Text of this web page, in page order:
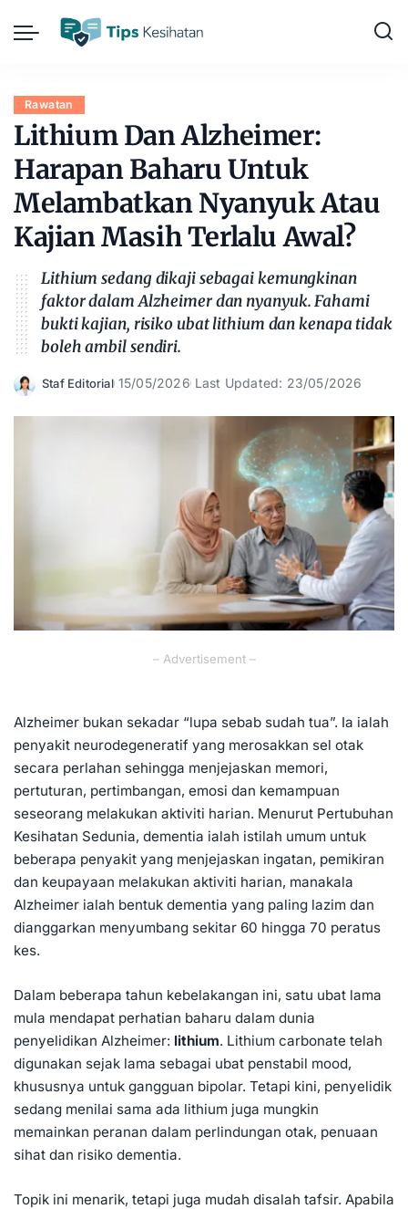
Rawatan
Lithium Dan Alzheimer:
Harapan Baharu Untuk
Melambatkan Nyanyuk Atau
Kajian Masih Terlalu Awal?
Lithium sedang dikaji sebagai kemungkinan
faktor dalam Alzheimer dan nyanyuk. Fahami
bukti kajian, risiko ubat lithium dan kenapa tidak
boleh ambil sendiri.
Posted
Staf Editorial 15/05/2026 Last Updated: 23/05/2026
– Advertisement –
Alzheimer bukan sekadar “lupa sebab sudah tua”. Ia ialah
penyakit neurodegeneratif yang merosakkan sel otak
secara perlahan sehingga menjejaskan memori,
pertuturan, pertimbangan, emosi dan kemampuan
seseorang melakukan aktiviti harian. Menurut Pertubuhan
Kesihatan Sedunia, dementia ialah istilah umum untuk
beberapa penyakit yang menjejaskan ingatan, pemikiran
dan keupayaan melakukan aktiviti harian, manakala
Alzheimer ialah bentuk dementia yang paling lazim dan
dianggarkan menyumbang sekitar 60 hingga 70 peratus
kes.
Dalam beberapa tahun kebelakangan ini, satu ubat lama
mula mendapat perhatian baharu dalam dunia
penyelidikan Alzheimer: lithium. Lithium carbonate telah
digunakan sejak lama sebagai ubat penstabil mood,
khususnya untuk gangguan bipolar. Tetapi kini, penyelidik
sedang menilai sama ada lithium juga mungkin
memainkan peranan dalam perlindungan otak, penuaan
sihat dan risiko dementia.
Topik ini menarik, tetapi juga mudah disalah tafsir. Apabila